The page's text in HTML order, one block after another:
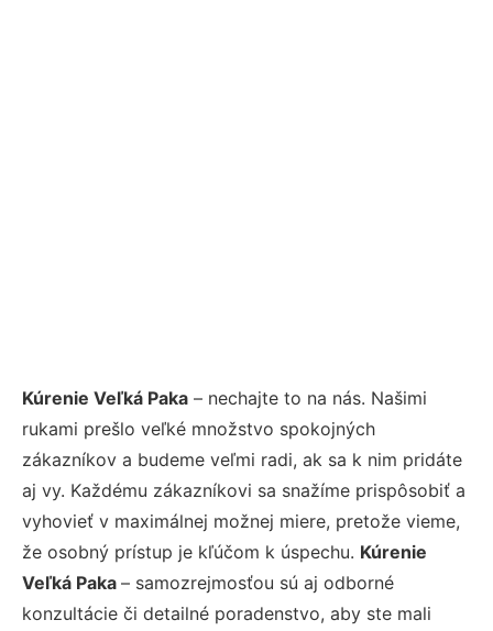
Kúrenie Veľká Paka – nechajte to na nás. Našimi
rukami prešlo veľké množstvo spokojných
zákazníkov a budeme veľmi radi, ak sa k nim pridáte
aj vy. Každému zákazníkovi sa snažíme prispôsobiť a
vyhovieť v maximálnej možnej miere, pretože vieme,
že osobný prístup je kľúčom k úspechu. Kúrenie
Veľká Paka – samozrejmosťou sú aj odborné
konzultácie či detailné poradenstvo, aby ste mali